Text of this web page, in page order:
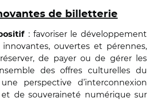
de billetterie
: favoriser le développement
innovantes, ouvertes et pérennes,
de payer ou de gérer les
des offres culturelles du
perspective d’interconnexion
de souveraineté numérique sur